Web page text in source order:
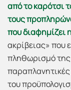
από το καρότσι
τους
που διαφημίζει
ακρίβειας» που
πληθωρισμό της
του